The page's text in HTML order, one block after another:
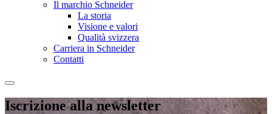
Il marchio Schneider
La storia
Visione e valori
Qualità svizzera
Carriera in Schneider
Contatti
Iscrizione alla newsletter